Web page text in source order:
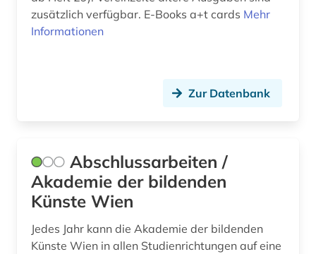
bauregeln (1)
baustoffkunde (1)
bautechnik (21)
bauteile (1)
zusätzlich verfügbar. E-Books a+t cards Mehr
Informationen
Zur Datenbank
Abschlussarbeiten /
Akademie der bildenden
Künste Wien
Jedes Jahr kann die Akademie der bildenden
Künste Wien in allen Studienrichtungen auf eine